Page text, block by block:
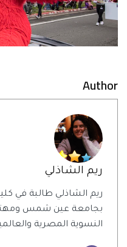
Author
ريم الشاذلي
ريم الشاذلي طالبة في
بجامعة عين شمس
النسوية المصرية